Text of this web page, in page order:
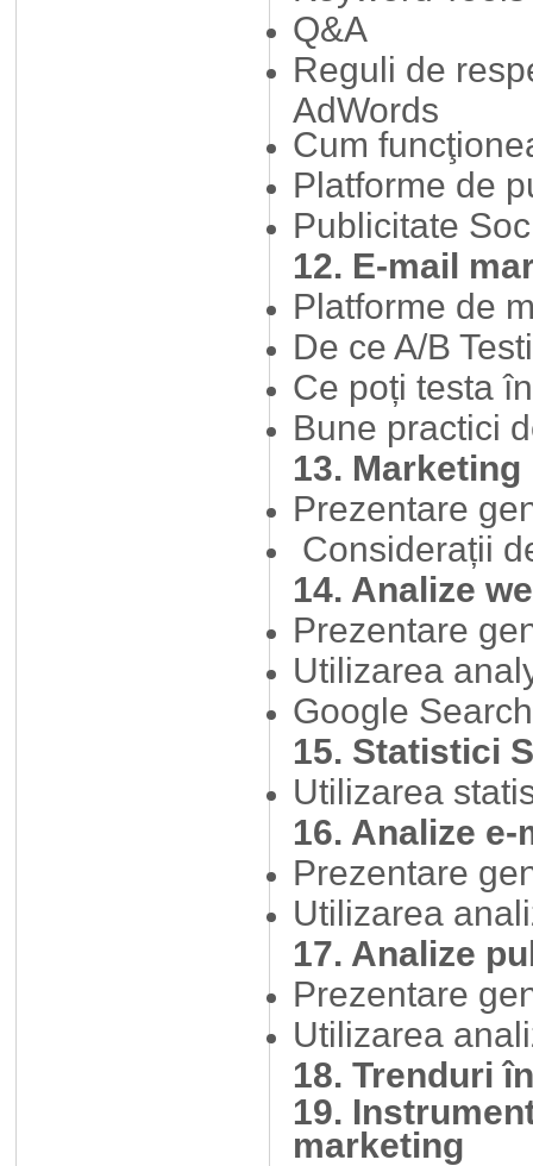
Q&A
Reguli de
AdWords
Cum
Platforme de
Publicitate
12. E-mail
Platforme de
De ce A/B
Ce poți testa
Bune practici
13.
Prezentare
Considerații
14. Analize
Prezentare
Utilizarea
Google
15. Statistici
Utilizarea
16. Analize
Prezentare
Utilizarea
17. Analize
Prezentare
Utilizarea
18. Trenduri
19.
marketing